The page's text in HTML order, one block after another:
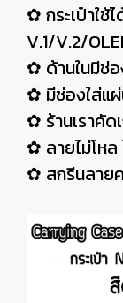
✿ กระเป๋าใช้
V.1/V.2/
✿ ด้านในมีช่
✿ มีช่องใส่แ
✿ ร้านเราคั
✿ ลายไม่โหล
✿ สกรีนลาย